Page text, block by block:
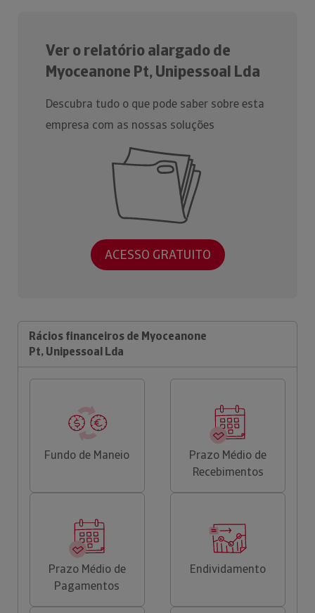
Ver o relatório alargado de
Myoceanone Pt, Unipessoal Lda
Descubra tudo o que pode saber sobre esta
empresa com as nossas soluções
ACESSO GRATUITO
Rácios financeiros de Myoceanone
Pt, Unipessoal Lda
Fundo de Maneio
Prazo Médio de
Recebimentos
Prazo Médio de
Pagamentos
Endividamento